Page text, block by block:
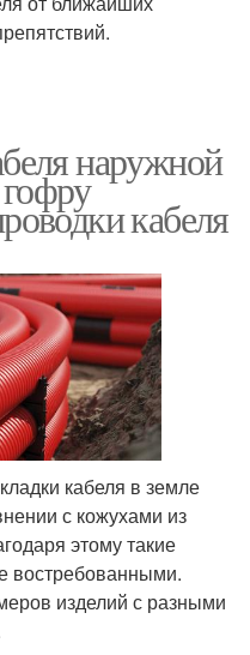
наружной
кабеля
кабеля в земле
с кожухами из
этому такие
востребованными.
изделий с разными